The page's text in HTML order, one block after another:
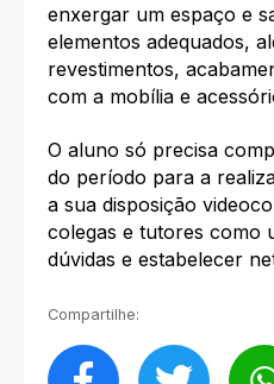
enxergar um espaço e
elementos adequados,
revestimentos,
com a mobília e
O aluno só precisa
do período para a
a sua disposição
colegas e tutores como
dúvidas e estabelecer
Compartilhe: